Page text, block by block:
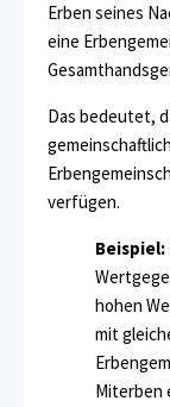
Erben seines
eine
Das bedeutet,
verfügen.
Beispiel:
hohen
mit
Miterben